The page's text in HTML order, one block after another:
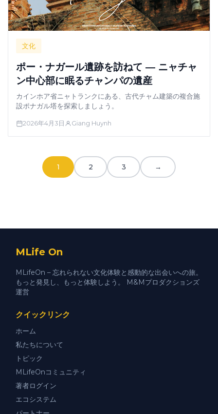
文化
ポー・ナガール遺跡を訪ねて ― ニャチャ
ン中心部に眠るチャンパの遺産
カインホア省ニャトランクにある、古代チャム建築の複合施
設ポナガル塔を探索しましょう。
2026年4月3日 Giang Huynh
1 2 3 →
MLife On
MLifeOn – 忘れられない文化体験と感動的な出会いへの旅。
もっと発見し、もっと体験しよう。 M&Mプロダクションズ
運営
クイックリンク
ホーム
私たちについて
トピック
MLifeOnコミュニティ
著者ログイン
エコシステム